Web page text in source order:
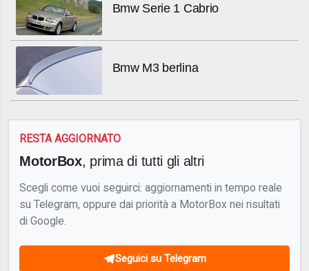
Bmw Serie 1 Cabrio
Bmw M3 berlina
RESTA AGGIORNATO
MotorBox, prima di tutti gli altri
Scegli come vuoi seguirci: aggiornamenti in tempo reale
su Telegram, oppure dai priorità a MotorBox nei risultati
di Google.
Seguici su Telegram